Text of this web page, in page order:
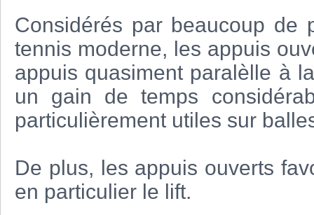
Considérés par beaucoup de
tennis moderne, les appuis
appuis quasiment paralèlle à
un gain de temps
particulièrement utiles sur
De plus, les appuis ouverts
en particulier le lift.